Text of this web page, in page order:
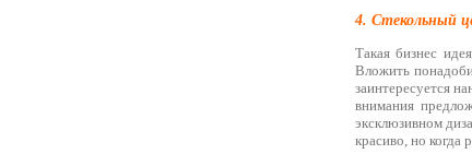
4. Стекольный
Такая бизнес
Вложить
заинтересуется
внимания
эксклюзивном
красиво, но когда